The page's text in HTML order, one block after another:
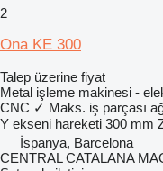
2
Ona KE 300
Talep üzerine fiyat
Metal işleme makinesi -
CNC ✓ Maks. iş parçası
Y ekseni hareketi 300 mm
İspanya, Barcelona
CENTRAL CATALANA